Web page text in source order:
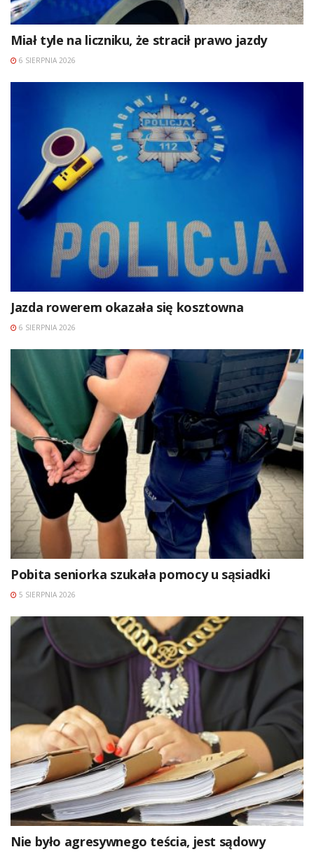
Miał tyle na liczniku, że stracił prawo jazdy
6 SIERPNIA 2026
Jazda rowerem okazała się kosztowna
6 SIERPNIA 2026
Pobita seniorka szukała pomocy u sąsiadki
5 SIERPNIA 2026
Nie było agresywnego teścia, jest sądowy